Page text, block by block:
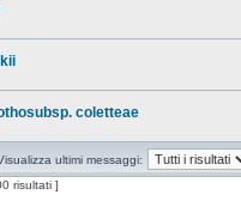
coletteae
ultimi messaggi:
risultati ]